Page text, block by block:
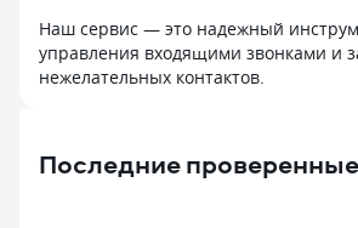
Наш сервис — это надежный
управления входящими звонками и
нежелательных контактов.
Последние